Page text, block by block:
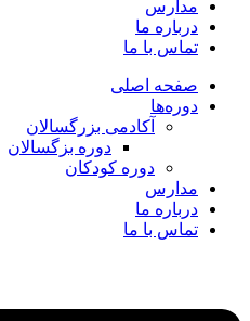
مدارس
درباره ما
تماس با ما
صفحه اصلی
دوره‌ها
آکادمی بزرگسالان
دوره بزگسالان
دوره کودکان
مدارس
درباره ما
تماس با ما